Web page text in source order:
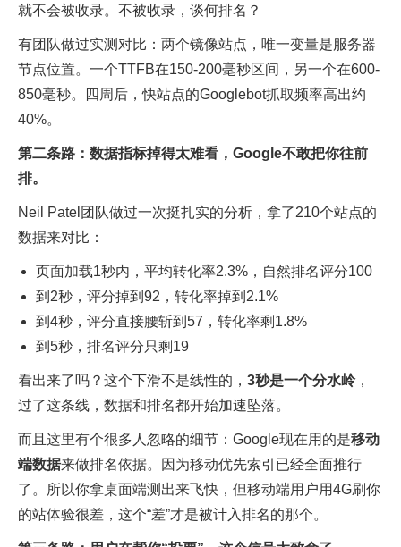
就不会被收录。不被收录，谈何排名？
有团队做过实测对比：两个镜像站点，唯一变量是服务器
节点位置。一个TTFB在150-200毫秒区间，另一个在600-
850毫秒。四周后，快站点的Googlebot抓取频率高出约
40%。
第二条路：数据指标掉得太难看，Google不敢把你往前
排。
Neil Patel团队做过一次挺扎实的分析，拿了210个站点的
数据来对比：
页面加载1秒内，平均转化率2.3%，自然排名评分100
到2秒，评分掉到92，转化率掉到2.1%
到4秒，评分直接腰斩到57，转化率剩1.8%
到5秒，排名评分只剩19
看出来了吗？这个下滑不是线性的， 3秒是一个分水岭，
过了这条线，数据和排名都开始加速坠落。
而且这里有个很多人忽略的细节：Google现在用的是移动
端数据来做排名依据。因为移动优先索引已经全面推行
了。所以你拿桌面端测出来飞快，但移动端用户用4G刷你
的站体验很差，这个“差”才是被计入排名的那个。